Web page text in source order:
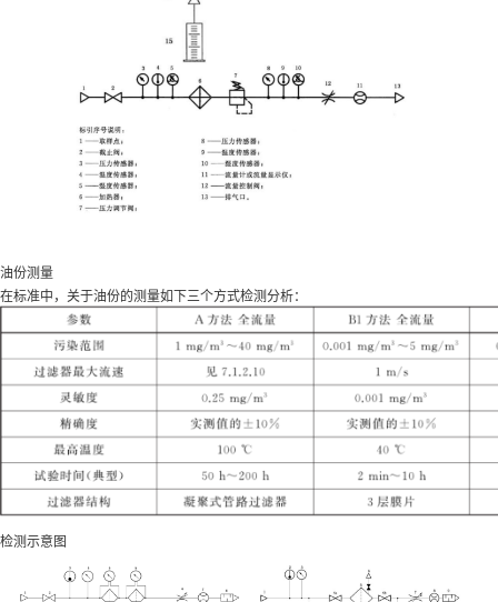
油份测量
在标准中，关于油份的测量如下三个方式检测分析：
检测示意图